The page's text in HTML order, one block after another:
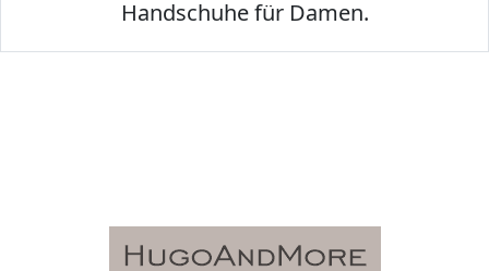
Handschuhe für Damen.